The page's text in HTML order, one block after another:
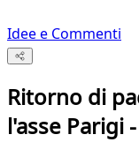
Idee e Commenti
Ritorno di
l'asse Parigi